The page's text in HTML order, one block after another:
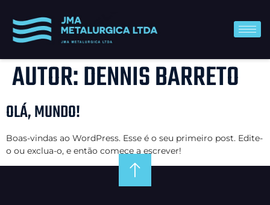
AUTOR:DENNIS BARRETO
OLÁ, MUNDO!
Boas-vindas ao WordPress. Esse é o seu primeiro post. Edite-
o ou exclua-o, e então comece a escrever!